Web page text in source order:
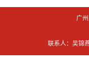
广
联系人：吴锦